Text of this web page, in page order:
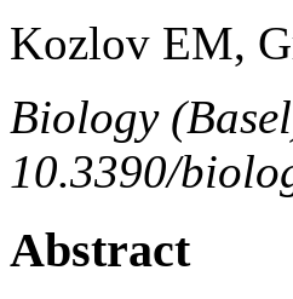
Kozlov EM,
Biology
10.3390/
Abstract